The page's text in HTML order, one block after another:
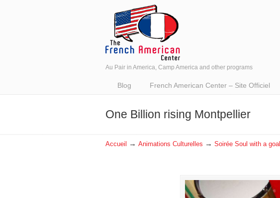
Au Pair in America, Camp America and other programs
Blog French American Center – Site Officiel
One Billion rising Montpellier
Accueil → Animations Culturelles → Soirée Soul with a goal